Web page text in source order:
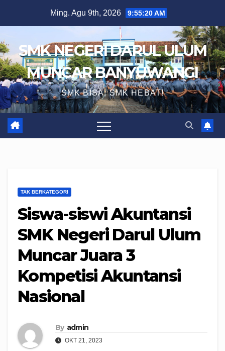
Ming. Agu 9th, 2026 9:55:20 AM
SMK NEGERI DARUL ULUM
MUNCAR BANYUWANGI
SMK BISA, SMK HEBAT!
TAK BERKATEGORI
Siswa-siswi Akuntansi
SMK Negeri Darul Ulum
Muncar Juara 3
Kompetisi Akuntansi
Nasional
By admin
OKT 21, 2023